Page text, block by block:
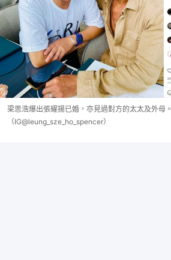
梁思浩爆出張耀揚已婚，亦見過對方的太太及外母。
（IG@leung_sze_ho_spencer）